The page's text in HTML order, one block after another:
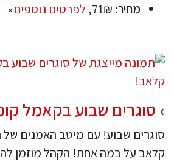
מחיר: 71₪, לפרטים נוספים»
סוגרים שבוע בקאמל
סוגרים שבוע! עם מיטב האמנים
קלאב על במה אחת! הקהל מוזמן